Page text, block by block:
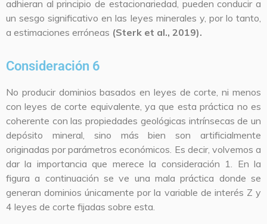
adhieran al principio de estacionariedad, pueden conducir a
un sesgo significativo en las leyes minerales y, por lo tanto,
a estimaciones erróneas (Sterk et al., 2019).
Consideración 6
No producir dominios basados en leyes de corte, ni menos
con leyes de corte equivalente, ya que esta práctica no es
coherente con las propiedades geológicas intrínsecas de un
depósito mineral, sino más bien son artificialmente
originadas por parámetros económicos. Es decir, volvemos a
dar la importancia que merece la consideración 1. En la
figura a continuación se ve una mala práctica donde se
generan dominios únicamente por la variable de interés Z y
4 leyes de corte fijadas sobre esta.